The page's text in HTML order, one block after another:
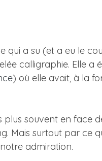
qui a su (et a eu le
calligraphie. Elle a
) où elle avait, à la
souvent en face
Mais surtout par ce
admiration.